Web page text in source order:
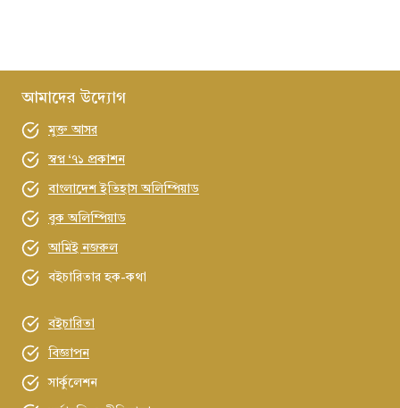
আমাদের উদ্যোগ
মুক্ত আসর
স্বপ্ন ‘৭১ প্রকাশন
বাংলাদেশ ইতিহাস অলিম্পিয়াড
বুক অলিম্পিয়াড
আমিই নজরুল
বইচারিতার হক-কথা
বইচারিতা
বিজ্ঞাপন
সার্কুলেশন